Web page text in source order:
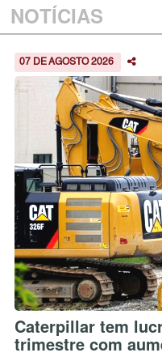
NOTÍCIAS
07 DE AGOSTO 2026
Caterpillar tem
trimestre com